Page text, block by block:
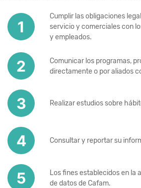
Cumplir las obligaciones
servicio y comerciales con
y empleados.
Comunicar los programas,
directamente o por aliados
Realizar estudios sobre
Consultar y reportar su
Los fines establecidos en la
de datos de Cafam.